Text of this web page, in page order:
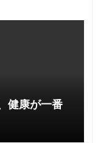
健康が一番